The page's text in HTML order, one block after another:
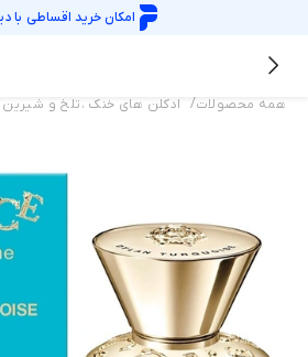
امکان خرید اقساطی با
همه محصولات/ ادکلن های خنک ،تلخ و شیرین